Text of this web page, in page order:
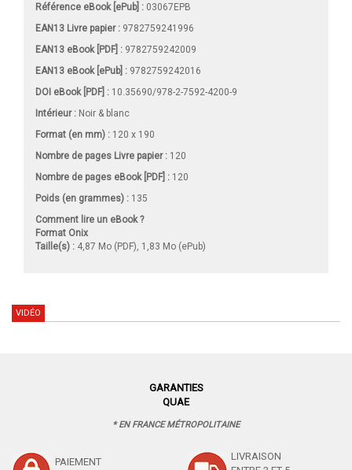
Référence eBook [ePub] : 03067EPB
EAN13 Livre papier : 9782759241996
EAN13 eBook [PDF] : 9782759242009
EAN13 eBook [ePub] : 9782759242016
DOI eBook [PDF] : 10.35690/978-2-7592-4200-9
Intérieur : Noir & blanc
Format (en mm) : 120 x 190
Nombre de pages Livre papier: 120
Nombre de pages eBook [PDF] : 120
Poids (en grammes) : 135
Comment lire un eBook ?
Format Onix
Taille(s) : 4,87 Mo (PDF), 1,83 Mo (ePub)
VIDÉO
GARANTIES
QUAE
* EN FRANCE MÉTROPOLITAINE
PAIEMENT
LIVRAISON